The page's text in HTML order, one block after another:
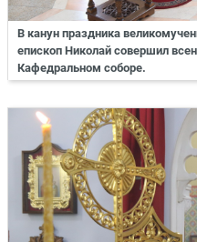
В канун праздника
епископ Николай совершил
Кафедральном соборе.